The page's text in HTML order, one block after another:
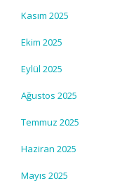
Kasım 2025
Ekim 2025
Eylül 2025
Ağustos 2025
Temmuz 2025
Haziran 2025
Mayıs 2025